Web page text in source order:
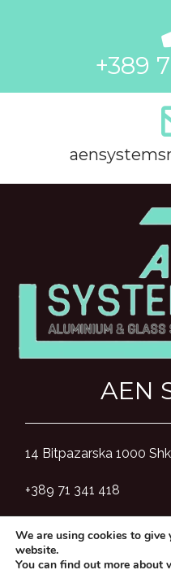
+389
AEN
14 Bitpazarska 1000
+389 71 341 418
We are using cookies to give
website.
You can find out more about